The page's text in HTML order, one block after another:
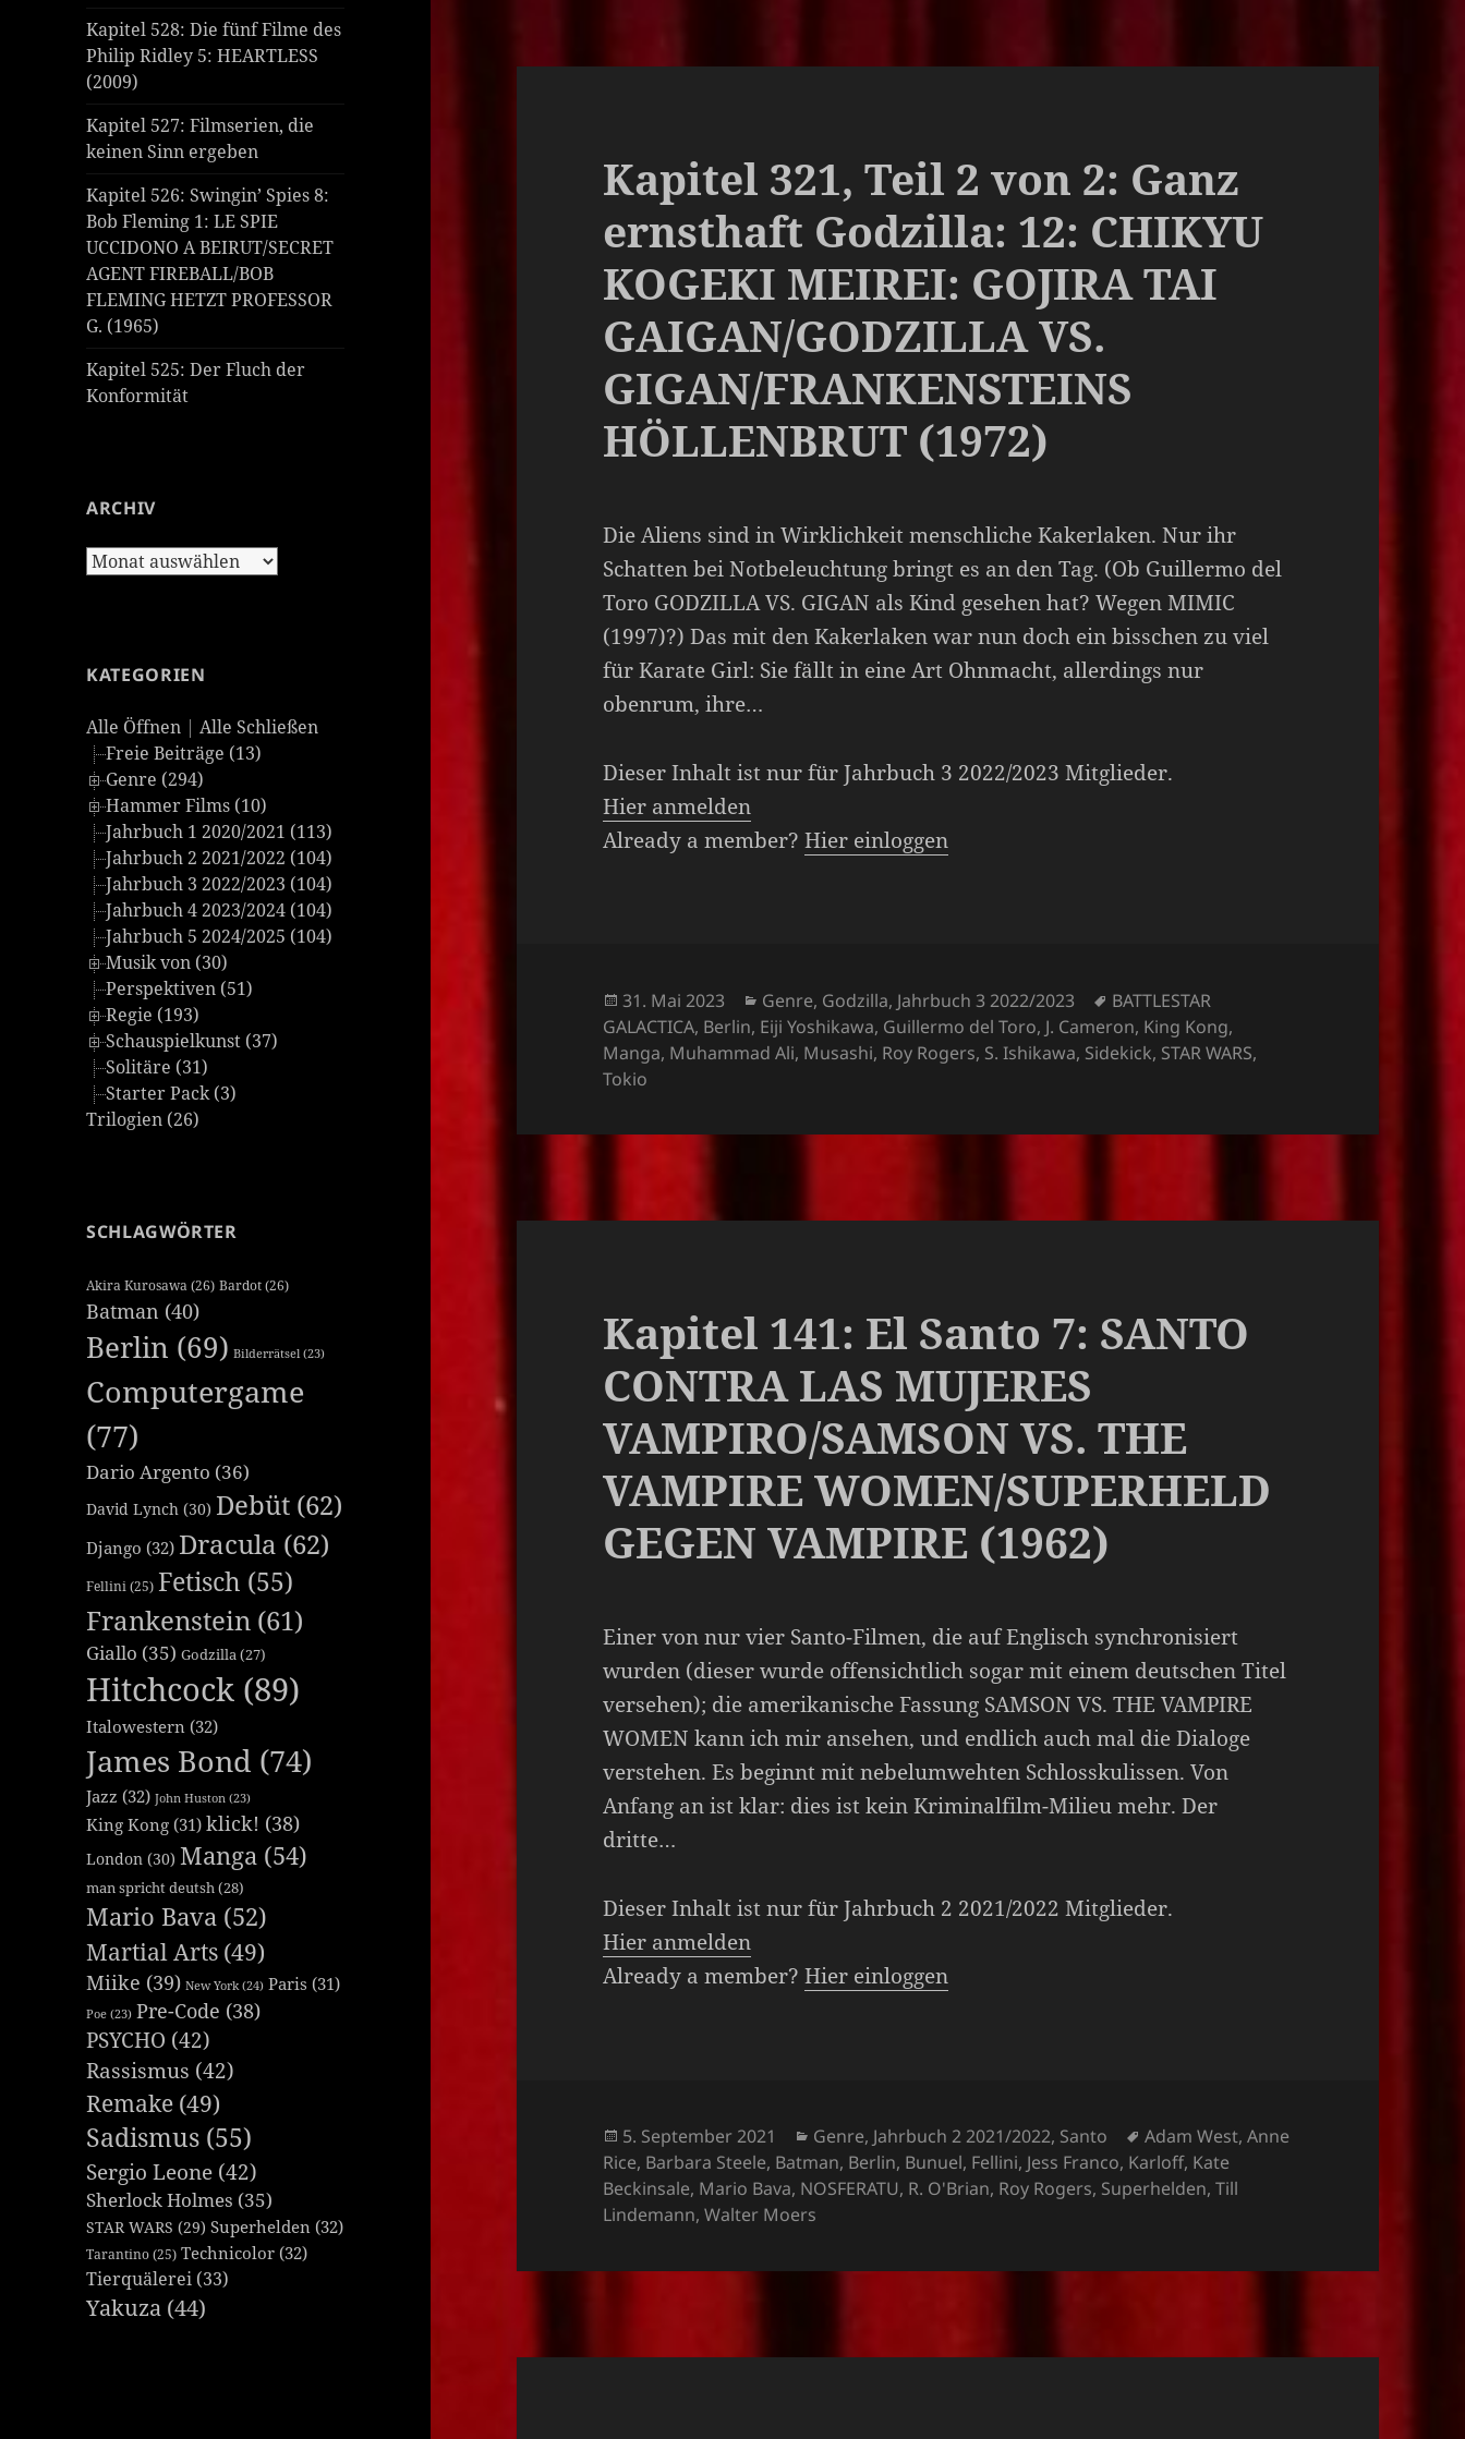
Kapitel 528: Die fünf Filme des
Philip Ridley 5: HEARTLESS
(2009)
Kapitel 527: Filmserien, die
keinen Sinn ergeben
Kapitel 526: Swingin’ Spies 8:
Bob Fleming 1: LE SPIE
UCCIDONO A BEIRUT/SECRET
AGENT FIREBALL/BOB
FLEMING HETZT PROFESSOR
G. (1965)
Kapitel 525: Der Fluch der
Konformität
ARCHIV
Archiv
KATEGORIEN
Alle Öffnen |Alle Schließen
Freie Beiträge (13)
Genre (294)
Hammer Films (10)
Jahrbuch 1 2020/2021 (113)
Jahrbuch 2 2021/2022 (104)
Jahrbuch 3 2022/2023 (104)
Jahrbuch 4 2023/2024 (104)
Jahrbuch 5 2024/2025 (104)
Musik von (30)
Perspektiven (51)
Regie (193)
Schauspielkunst (37)
Solitäre (31)
Starter Pack (3)
Trilogien (26)
SCHLAGWÖRTER
Akira Kurosawa (26) Bardot(26)
Batman (40)
Berlin (69) Bilderrätsel (23)
Computergame
(77)
Dario Argento (36)
David Lynch (30) Debüt (62)
Django (32) Dracula (62)
Fellini (25) Fetisch (55)
Frankenstein (61)
Giallo (35) Godzilla(27)
Hitchcock (89)
Italowestern (32)
James Bond (74)
Jazz (32) John Huston (23)
King Kong (31) klick! (38)
London (30) Manga (54)
man spricht deutsh(28)
Mario Bava (52)
Martial Arts (49)
Miike (39) New York(24) Paris (31)
Poe (23) Pre-Code (38)
PSYCHO (42)
Rassismus (42)
Remake (49)
Sadismus (55)
Sergio Leone (42)
Sherlock Holmes (35)
STAR WARS (29) Superhelden (32)
Tarantino (25) Technicolor (32)
Tierquälerei (33)
Yakuza (44)
Kapitel 321, Teil 2 von 2: Ganz
ernsthaft Godzilla: 12: CHIKYU
KOGEKI MEIREI: GOJIRA TAI
GAIGAN/GODZILLA VS.
GIGAN/FRANKENSTEINS
HÖLLENBRUT (1972)
Die Aliens sind in Wirklichkeit menschliche Kakerlaken. Nur ihr
Schatten bei Notbeleuchtung bringt es an den Tag. (Ob Guillermo del
Toro GODZILLA VS. GIGAN als Kind gesehen hat? Wegen MIMIC
(1997)?) Das mit den Kakerlaken war nun doch ein bisschen zu viel
für Karate Girl: Sie fällt in eine Art Ohnmacht, allerdings nur
obenrum, ihre…
Dieser Inhalt ist nur für Jahrbuch 3 2022/2023 Mitglieder.
Hier anmelden
Already a member?Hier einloggen
Veröffentlicht
am
31. Mai 2023 Kategorien
Genre, Godzilla, Jahrbuch 3 2022/2023 Schlagwörter
BATTLESTAR
GALACTICA, Berlin, Eiji Yoshikawa, Guillermo del Toro, J. Cameron, King Kong,
Manga, Muhammad Ali, Musashi, Roy Rogers, S. Ishikawa, Sidekick, STAR WARS,
Tokio
Kapitel 141: El Santo 7: SANTO
CONTRA LAS MUJERES
VAMPIRO/SAMSON VS. THE
VAMPIRE WOMEN/SUPERHELD
GEGEN VAMPIRE (1962)
Einer von nur vier Santo-Filmen, die auf Englisch synchronisiert
wurden (dieser wurde offensichtlich sogar mit einem deutschen Titel
versehen); die amerikanische Fassung SAMSON VS. THE VAMPIRE
WOMEN kann ich mir ansehen, und endlich auch mal die Dialoge
verstehen. Es beginnt mit nebelumwehten Schlosskulissen. Von
Anfang an ist klar: dies ist kein Kriminalfilm-Milieu mehr. Der
dritte…
Dieser Inhalt ist nur für Jahrbuch 2 2021/2022 Mitglieder.
Hier anmelden
Already a member?Hier einloggen
Veröffentlicht
am
5. September 2021 Kategorien
Genre, Jahrbuch 2 2021/2022, Santo Schlagwörter
Adam West,Anne
Rice, Barbara Steele, Batman, Berlin, Bunuel, Fellini, Jess Franco, Karloff, Kate
Beckinsale, Mario Bava, NOSFERATU, R. O'Brian, Roy Rogers, Superhelden,Till
Lindemann,Walter Moers